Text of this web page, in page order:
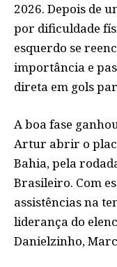
2026. Depois de
por dificuldade
esquerdo se
importância e
direta em gols
A boa fase
Artur abrir o
Bahia, pela
Brasileiro. Com
assistências na
liderança do
Danielzinho,